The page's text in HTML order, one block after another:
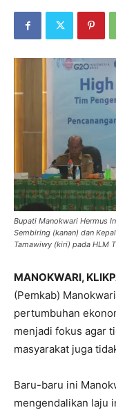
Bupati Manokwari Hermus
Sembiring (kanan) dan
Tamawiwy (kiri) pada HLM
MANOKWARI,
(Pemkab)
pertumbuhan
menjadi fokus agar
masyarakat juga
Baru-baru ini
mengendalikan laju